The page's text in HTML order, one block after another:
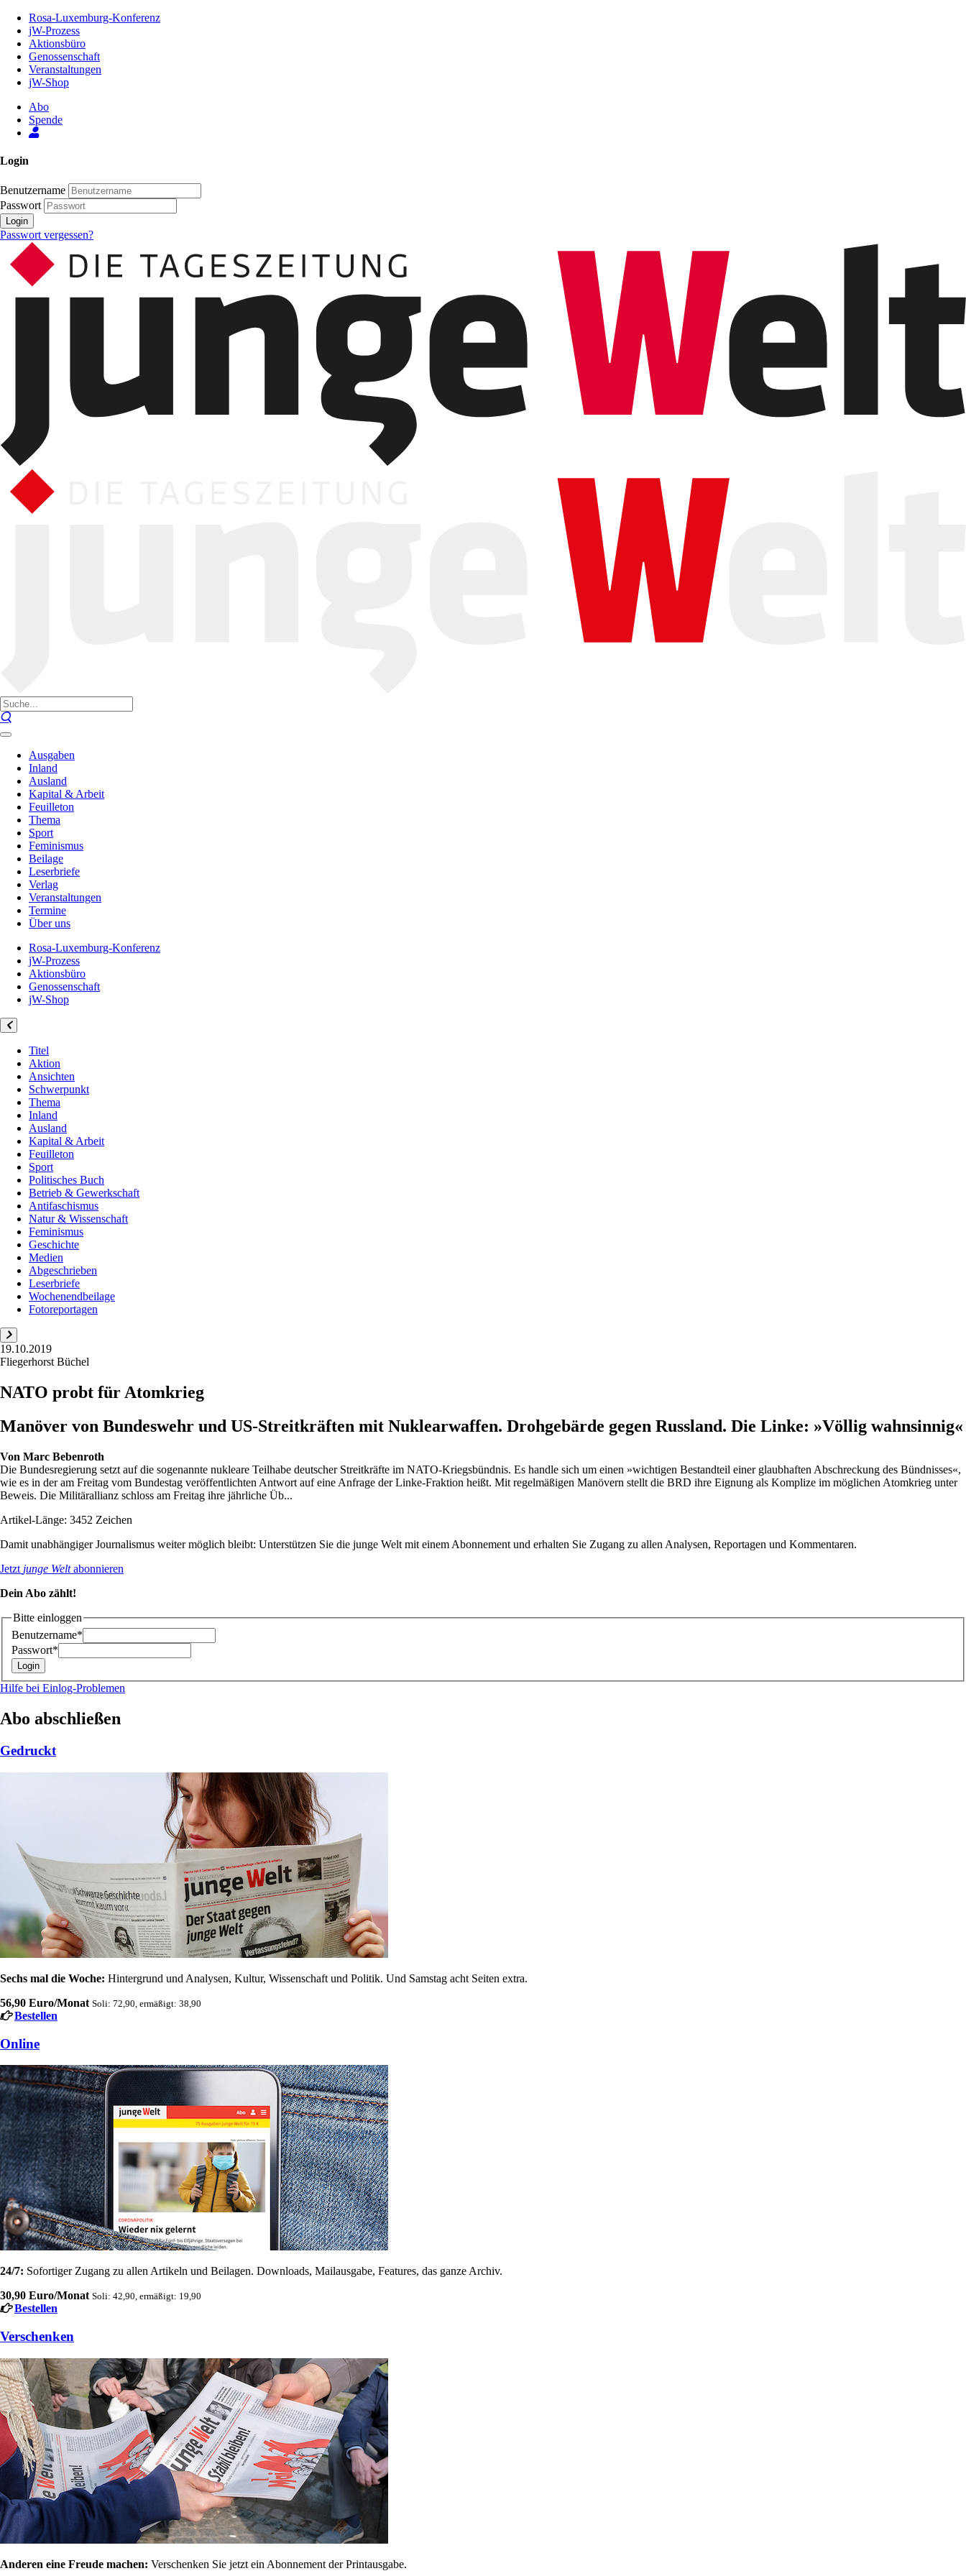
Inhalt
Seite
Rosa-Luxemburg-Konferenz
jW-Prozess
Aktionsbüro
Genossenschaft
Veranstaltungen
jW-Shop
Abo
Spende
Login
Benutzername
Passwort
Login
Passwort vergessen?
Ausgaben
Inland
Ausland
Kapital & Arbeit
Feuilleton
Thema
Sport
Feminismus
Beilage
Leserbriefe
Verlag
Veranstaltungen
Termine
Über uns
Rosa-Luxemburg-Konferenz
jW-Prozess
Aktionsbüro
Genossenschaft
jW-Shop
Titel
Aktion
Ansichten
Schwerpunkt
Thema
Inland
Ausland
Kapital & Arbeit
Feuilleton
Sport
Politisches Buch
Betrieb & Gewerkschaft
Antifaschismus
Natur & Wissenschaft
Feminismus
Geschichte
Medien
Abgeschrieben
Leserbriefe
Wochenendbeilage
Fotoreportagen
19.10.2019
Fliegerhorst Büchel
NATO probt für Atomkrieg
Manöver von Bundeswehr und US-Streitkräften mit Nuklearwaffen. Drohgebärde gegen Russland. Die Linke: »Völlig wahnsinnig«
Von Marc Bebenroth
Die Bundesregierung setzt auf die sogenannte nukleare Teilhabe deutscher Streitkräfte im NATO-Kriegsbündnis. Es handle sich um einen »wichtigen Bestandteil einer glaubhaften Abschreckung des Bündnisses«,
wie es in der am Freitag vom Bundestag veröffentlichten Antwort auf eine Anfrage der Linke-Fraktion heißt. Mit regelmäßigen Manövern stellt die BRD ihre Eignung als Komplize im möglichen Atomkrieg unter
Beweis. Die Militärallianz schloss am Freitag ihre jährliche Üb...
Artikel-Länge: 3452 Zeichen
Damit unabhängiger Journalismus weiter möglich bleibt: Unterstützen Sie die junge Welt mit einem Abonnement und erhalten Sie Zugang zu allen Analysen, Reportagen und Kommentaren.
Jetzt junge Weltabonnieren
Dein Abo zählt!
Bitte einloggen
Benutzername*
Passwort*
Hilfe bei Einlog-Problemen
Abo abschließen
Gedruckt
Sechs mal die Woche: Hintergrund und Analysen, Kultur, Wissenschaft und Politik. Und Samstag acht Seiten extra.
56,90 Euro/Monat Soli: 72,90, ermäßigt: 38,90
Bestellen
Online
24/7: Sofortiger Zugang zu allen Artikeln und Beilagen. Downloads, Mailausgabe, Features, das ganze Archiv.
30,90 Euro/Monat Soli: 42,90, ermäßigt: 19,90
Bestellen
Verschenken
Anderen eine Freude machen: Verschenken Sie jetzt ein Abonnement der Printausgabe.